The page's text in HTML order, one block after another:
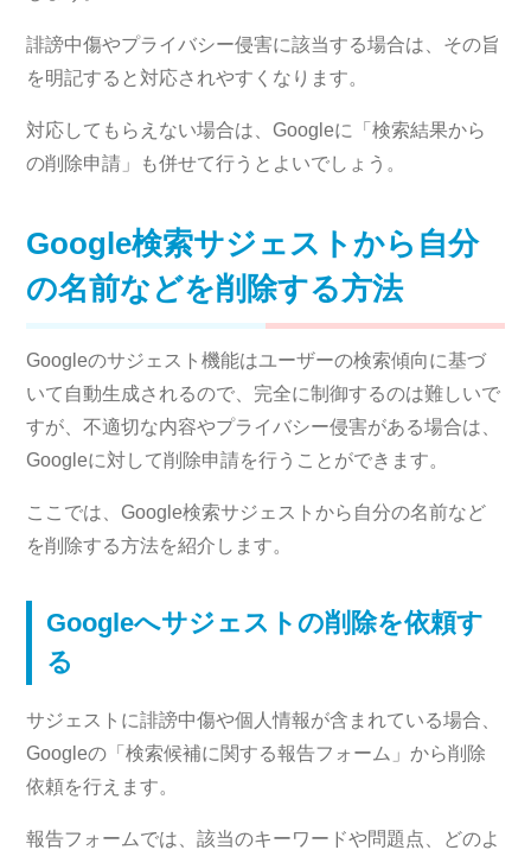
誹謗中傷やプライバシー侵害に該当する場合は、その旨
を明記すると対応されやすくなります。
対応してもらえない場合は、Googleに「検索結果から
の削除申請」も併せて行うとよいでしょう。
Google検索サジェストから自分
の名前などを削除する方法
Googleのサジェスト機能はユーザーの検索傾向に基づ
いて自動生成されるので、完全に制御するのは難しいで
すが、不適切な内容やプライバシー侵害がある場合は、
Googleに対して削除申請を行うことができます。
ここでは、Google検索サジェストから自分の名前など
を削除する方法を紹介します。
Googleへサジェストの削除を依頼す
る
サジェストに誹謗中傷や個人情報が含まれている場合、
Googleの「検索候補に関する報告フォーム」から削除
依頼を行えます。
報告フォームでは、該当のキーワードや問題点、どのよ